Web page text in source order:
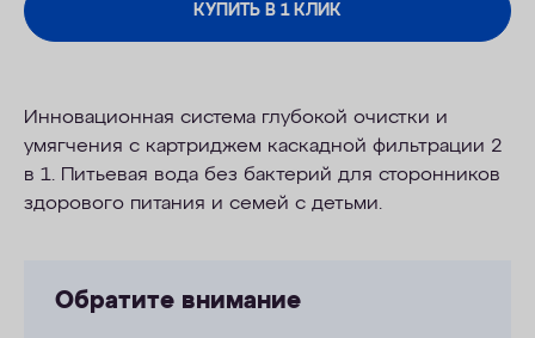
КУПИТЬ В 1 КЛИК
Инновационная система глубокой очистки и
умягчения с картриджем каскадной фильтрации 2
в 1. Питьевая вода без бактерий для сторонников
здорового питания и семей с детьми.
Обратите внимание